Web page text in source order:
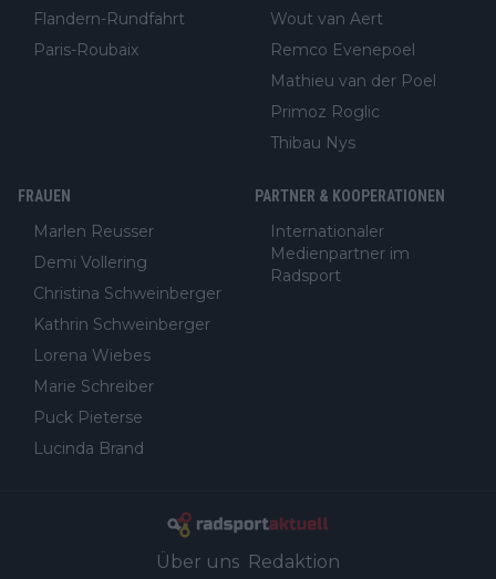
Flandern-Rundfahrt
Paris-Roubaix
Wout van Aert
Remco Evenepoel
Mathieu van der Poel
Primoz Roglic
Thibau Nys
FRAUEN
Marlen Reusser
Demi Vollering
Christina Schweinberger
Kathrin Schweinberger
Lorena Wiebes
Marie Schreiber
Puck Pieterse
Lucinda Brand
PARTNER & KOOPERATIONEN
Internationaler
Medienpartner im
Radsport
Über uns Redaktion